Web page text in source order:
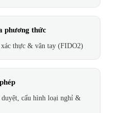
phương thức
xác thực & vân tay (FIDO2)
cấu hình loại nghỉ &